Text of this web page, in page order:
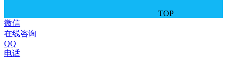
TOP
微信
在线咨询
QQ
电话